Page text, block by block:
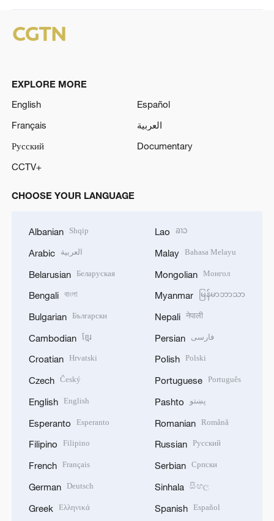
EXPLORE MORE
English
Español
Français
العربية
Русский
Documentary
CCTV+
CHOOSE YOUR LANGUAGE
Albanian Shqip
Arabic العربية
Belarusian Беларуская
Bengali বাংলা
Bulgarian Български
Cambodian ខ្មែរ
Croatian Hrvatski
Czech Český
English English
Esperanto Esperanto
Filipino Filipino
French Français
German Deutsch
Greek Ελληνικά
Lao ລາວ
Malay Bahasa Melayu
Mongolian Монгол
Myanmar မြန်မာဘာသာ
Nepali नेपाली
Persian فارسی
Polish Polski
Portuguese Português
Pashto پښتو
Romanian Română
Russian Русский
Serbian Српски
Sinhala සිංහල
Spanish Español